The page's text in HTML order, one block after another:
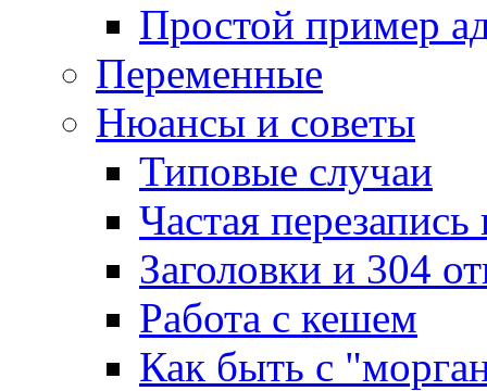
Простой пример
Переменные
Нюансы и советы
Типовые случаи
Частая
Заголовки и 304
Работа с кешем
Как быть с